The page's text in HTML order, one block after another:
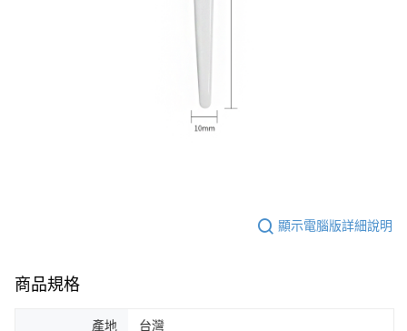
顯示電腦版詳細說明
商品規格
產地 台灣